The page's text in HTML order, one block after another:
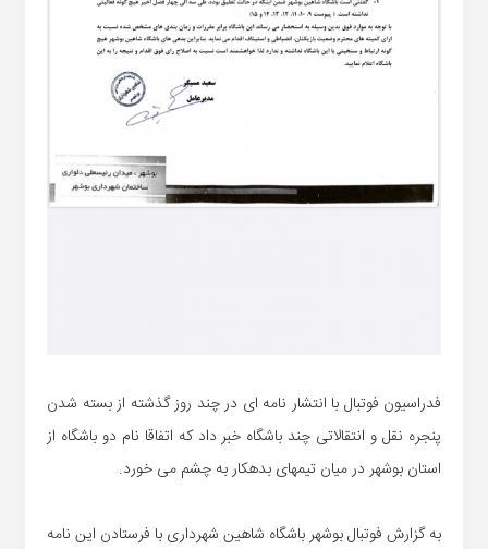
فدراسیون فوتبال با انتشار نامه ای در چند روز گذشته از بسته شدن
پنجره نقل و انتقالاتی چند باشگاه خبر داد که اتفاقا نام دو باشگاه از
استان بوشهر در میان تیمهای بدهکار به چشم می خورد.
به گزارش فوتبال بوشهر باشگاه شاهین شهرداری با فرستادن این نامه